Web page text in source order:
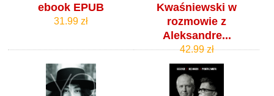
ebook EPUB
31.99 zł
Kwaśniewski w
rozmowie z
Aleksandre...
42.99 zł